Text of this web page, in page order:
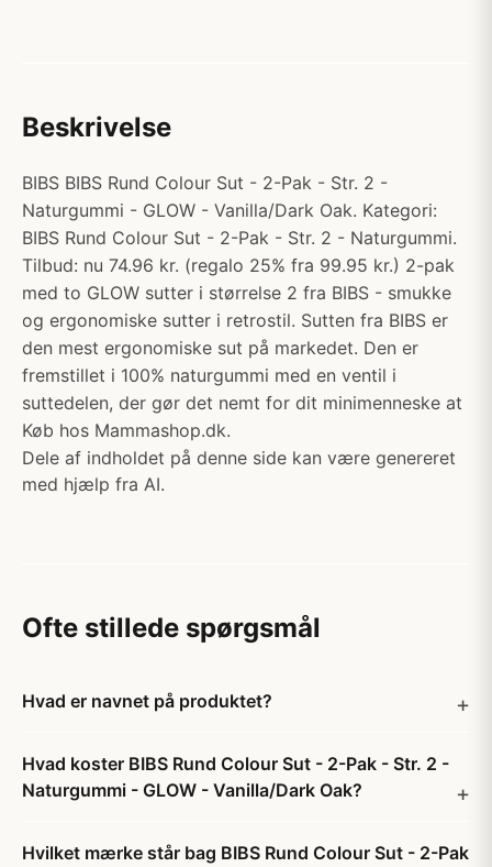
Beskrivelse
BIBS BIBS Rund Colour Sut - 2-Pak - Str. 2 -
Naturgummi - GLOW - Vanilla/Dark Oak. Kategori:
BIBS Rund Colour Sut - 2-Pak - Str. 2 - Naturgummi.
Tilbud: nu 74.96 kr. (regalo 25% fra 99.95 kr.) 2-pak
med to GLOW sutter i størrelse 2 fra BIBS - smukke
og ergonomiske sutter i retrostil. Sutten fra BIBS er
den mest ergonomiske sut på markedet. Den er
fremstillet i 100% naturgummi med en ventil i
suttedelen, der gør det nemt for dit minimenneske at
Køb hos Mammashop.dk.
Dele af indholdet på denne side kan være genereret
med hjælp fra AI.
Ofte stillede spørgsmål
Hvad er navnet på produktet?
Hvad koster BIBS Rund Colour Sut - 2-Pak - Str. 2 -
Naturgummi - GLOW - Vanilla/Dark Oak?
Hvilket mærke står bag BIBS Rund Colour Sut - 2-Pak